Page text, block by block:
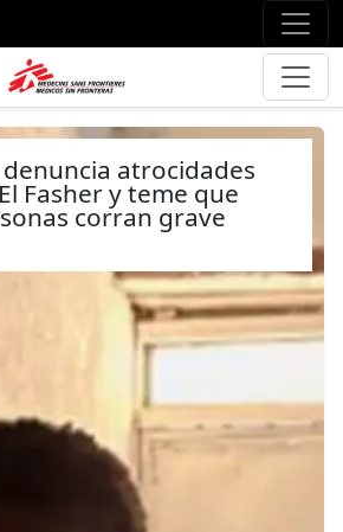
Ir
denuncia atrocidades
Fasher y teme que
corran grave